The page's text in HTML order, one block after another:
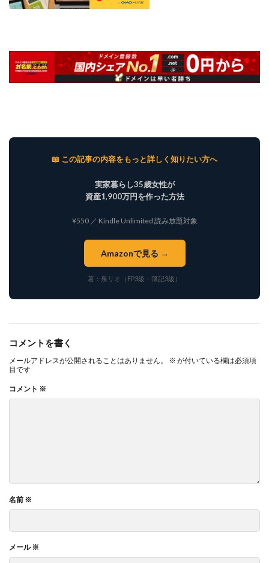
📖 この記事の内容をもっと詳しく知りたい方へ
実家暮らし35歳女性が
資産1,900万円を作った方法
¥550 ／ Kindle Unlimited 読み放題対象
Amazonで見る →
著：泉リオ（FP3級・簿記3級）
コメントを書く
メールアドレスが公開されることはありません。 ※ が付いている欄は必須項
目です
コメント ※
名前 ※
メール※